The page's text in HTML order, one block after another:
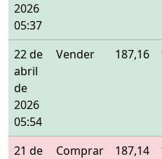
2026
05:37
22 de
abril
de
2026
05:54
Vender 187,16
21 de
Comprar 187,14